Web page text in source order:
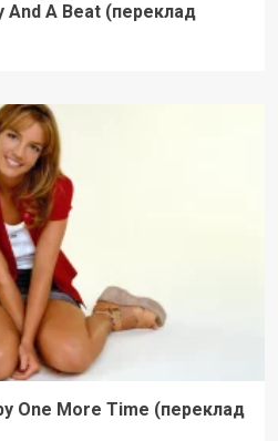
A Beat (переклад
One More Time (переклад